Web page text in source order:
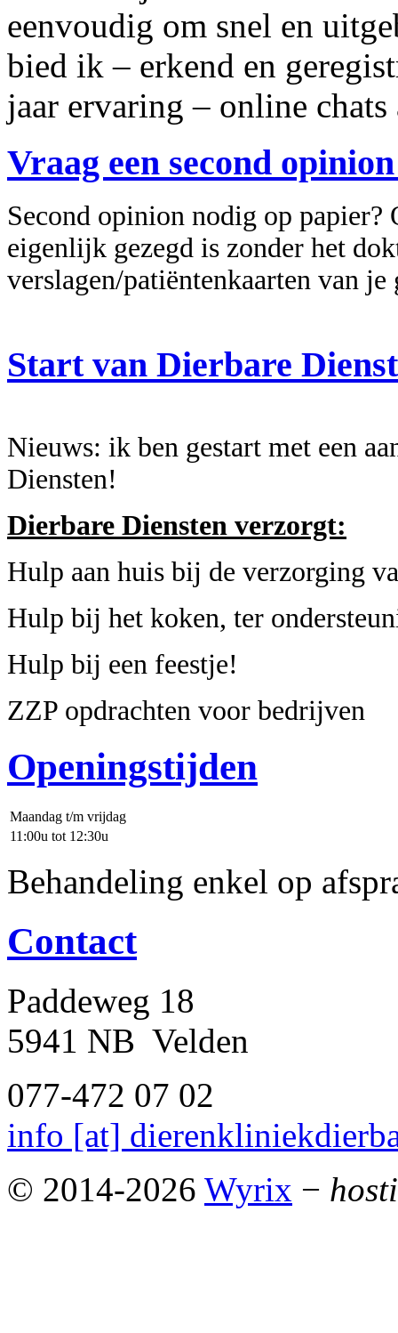
eenvoudig om snel en
bied ik – erkend en
jaar ervaring – online
Vraag een second
Second opinion nodig op
eigenlijk gezegd is zonder het
verslagen/patiëntenkaarten van
Start van Dierbare
Nieuws: ik ben gestart met een
Diensten!
Dierbare Diensten verzorgt:
Hulp aan huis bij de verzorging
Hulp bij het koken, ter
Hulp bij een feestje!
ZZP opdrachten voor bedrijven
Openingstijden
Maandag t/m vrijdag
11:00u tot 12:30u
Behandeling enkel op
Contact
Paddeweg 18
5941 NB Velden
077-472 07 02
info [at]
© 2014-2026 Wyrix −